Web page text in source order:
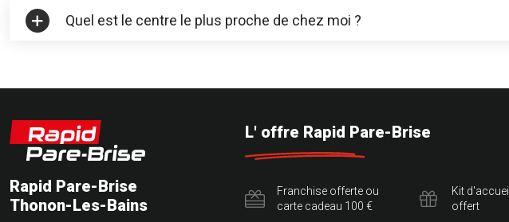
Quel est le centre le plus proche de chez moi ?
Rapid Pare-Brise
Thonon-Les-Bains
L' offre Rapid Pare-Brise
Franchise offerte ou
carte cadeau 100 €
Kit d'accueil
offert